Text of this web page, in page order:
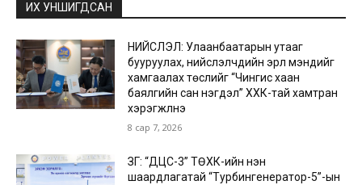
ИХ УНШИГДСАН
НИЙСЛЭЛ: Улаанбаатарын утааг
бууруулах, нийслэлчүүдийн эрүүл мэндийг
хамгаалах төслийг “Чингис хаан
баялгийн сан нэгдэл” ХХК-тай хамтран
хэрэгжүүлнэ
8 сар 7, 2026
ЗГ: “ДЦС-3” ТӨХК-ийн нэн
шаардлагатай “Турбингенератор-5”-ын